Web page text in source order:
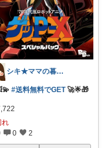
シキ★ママの暮らし、キッズ
#送料無料でGET🚀🌟🎁
れ
0 2